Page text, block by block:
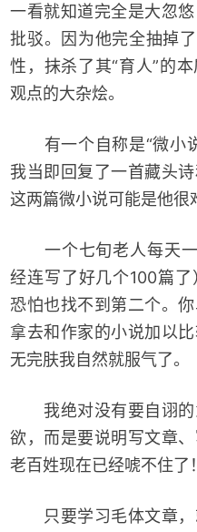
一看就知道完全是大忽
批驳。因为他完全抽掉
性，抹杀了其“育人”的
观点的大杂烩。
有一个自称是“微小说
我当即回复了一首藏头
这两篇微小说可能是他很
一个七旬老人每天一
经连写了好几个100篇
恐怕也找不到第二个。
拿去和作家的小说加以
无完肤我自然就服气了。
我绝对没有要自诩的
欲，而是要说明写文章
老百姓现在已经唬不住了！
只要学习毛体文章，